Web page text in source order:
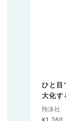
ひと目
大化す
翔泳社